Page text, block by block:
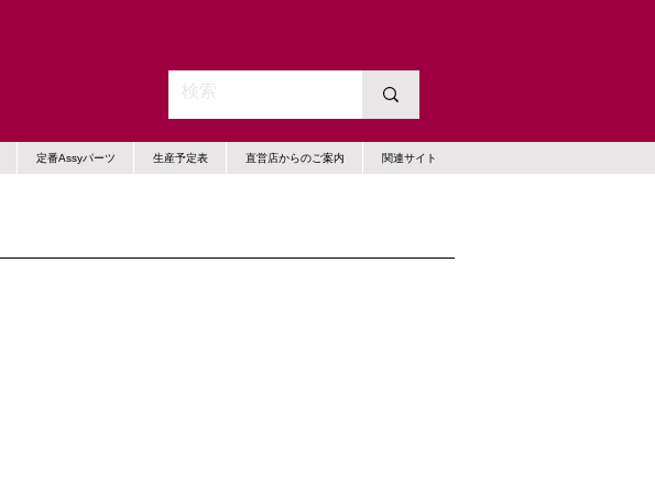
定番Assyパーツ 生産予定表 直営店からのご案内 関連サイト